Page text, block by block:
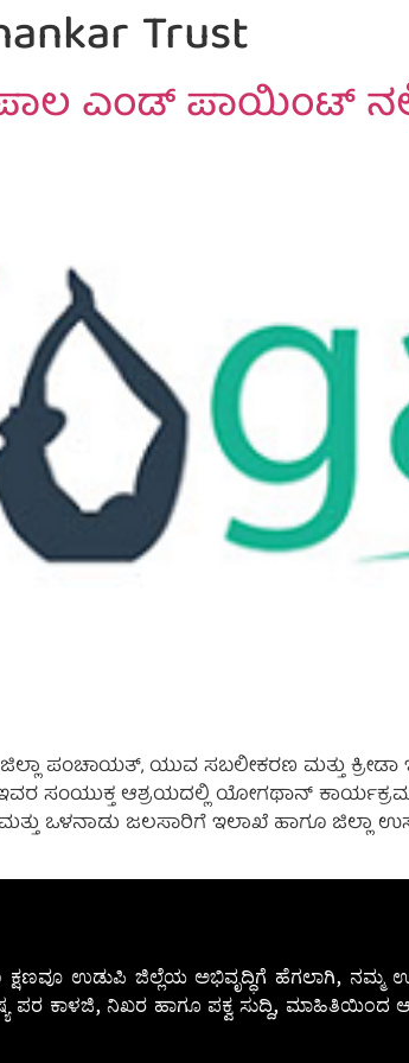
Trust
ಎಂಡ್ ಪಾಯಿಂಟ್
ಪಂಚಾಯತ್, ಯುವ ಸಬಲೀಕರಣ ಮತ್ತು
ಸಂಯುಕ್ತ ಆಶ್ರಯದಲ್ಲಿ ಯೋಗಥಾನ್
ಒಳನಾಡು ಜಲಸಾರಿಗೆ ಇಲಾಖೆ ಹಾಗೂ ಜಿಲ್ಲಾ
ಕ್ಷಣವೂ ಉಡುಪಿ ಜಿಲ್ಲೆಯ ಅಭಿವೃದ್ಧಿಗೆ ಹೆಗಲಾಗಿ,
ಪರ ಕಾಳಜಿ, ನಿಖರ ಹಾಗೂ ಪಕ್ವ ಸುದ್ದಿ,